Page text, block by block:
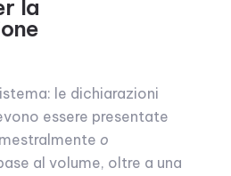
la
le dichiarazioni
essere presentate
o
al volume, oltre a una